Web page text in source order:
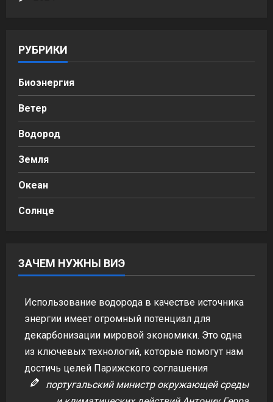
РУБРИКИ
Биоэнергия
Ветер
Водород
Земля
Океан
Солнце
ЗАЧЕМ НУЖНЫ ВИЭ
Использование водорода в качестве источника
энергии имеет огромный потенциал для
декарбонизации мировой экономики. Это одна
из ключевых технологий, которые помогут нам
достичь целей Парижского соглашения
португальский министр окружающей среды